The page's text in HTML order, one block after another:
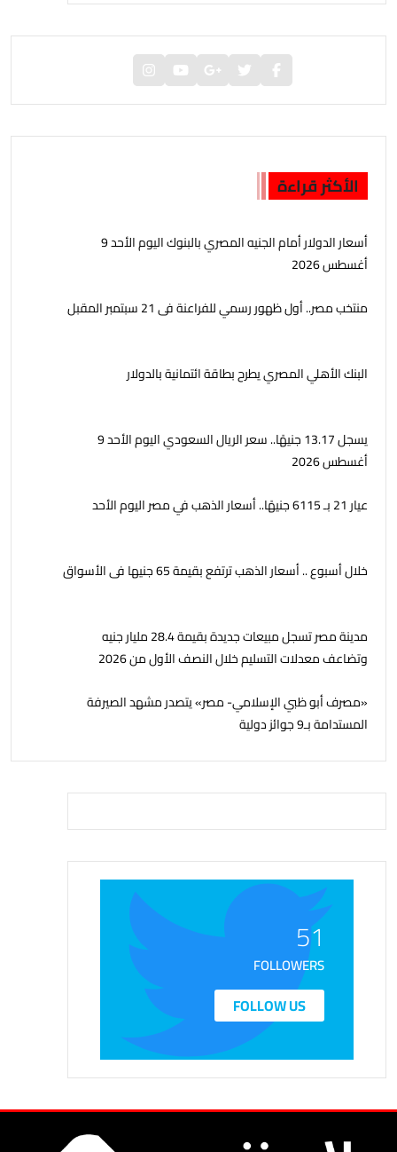
الأكثر قراءة
أسعار الدولار أمام الجنيه المصري بالبنوك اليوم الأحد 9
أغسطس 2026
منتخب مصر.. أول ظهور رسمي للفراعنة فى 21 سبتمبر المقبل
البنك الأهلي المصري يطرح بطاقة ائتمانية بالدولار
يسجل 13.17 جنيهًا.. سعر الريال السعودي اليوم الأحد 9
أغسطس 2026
عيار 21 بـ 6115 جنيهًا.. أسعار الذهب في مصر اليوم الأحد
خلال أسبوع .. أسعار الذهب ترتفع بقيمة 65 جنيها فى الأسواق
مدينة مصر تسجل مبيعات جديدة بقيمة 28.4 مليار جنيه
وتضاعف معدلات التسليم خلال النصف الأول من 2026
«مصرف أبو ظبي الإسلامي- مصر» يتصدر مشهد الصيرفة
المستدامة بـ9 جوائز دولية
51
FOLLOWERS
FOLLOW US